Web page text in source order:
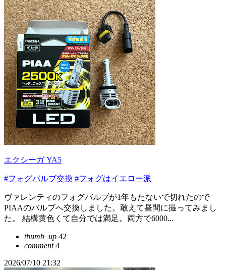
エクシーガ YA5
#フォグバルブ交換 #フォグはイエロー派
ヴァレンティのフォグバルブが1年もたないで切れたので
PIAAのバルブへ交換しました。敢えて昼間に撮ってみまし
た。 結構黄色くて自分では満足。両方で6000...
thumb_up 42
comment4
2026/07/10 21:32